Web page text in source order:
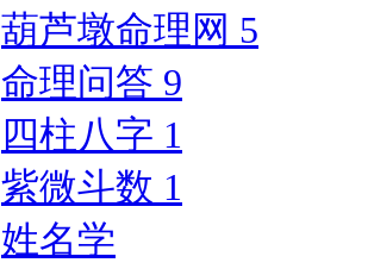
葫芦墩命理网 5
命理问答 9
四柱八字 1
紫微斗数 1
姓名学